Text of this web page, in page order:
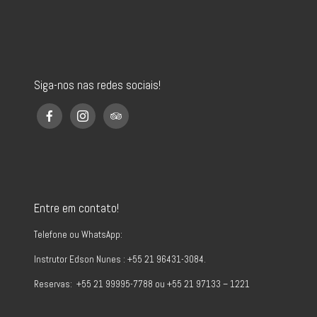
Siga-nos nas redes sociais!
Entre em contato!
Telefone ou WhatsApp:
Instrutor Edson Nunes : +55 21 96431-3084.
Reservas: +55 21 99995-7788 ou +55 21 97133 – 1221